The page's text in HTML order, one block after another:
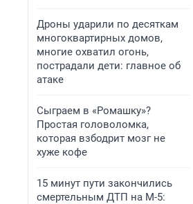
Дроны ударили по десяткам
многоквартирных домов,
многие охватил огонь,
пострадали дети: главное об
атаке
Сыграем в «Ромашку»?
Простая головоломка,
которая взбодрит мозг не
хуже кофе
15 минут пути закончились
смертельным ДТП на М-5: